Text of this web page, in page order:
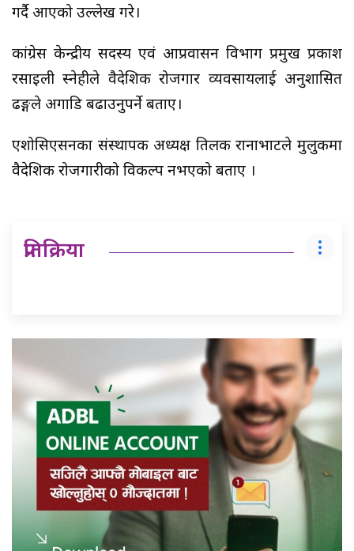
गर्दै आएको उल्लेख गरे।
कांग्रेस केन्द्रीय सदस्य एवं आप्रवासन विभाग प्रमुख प्रकाश
रसाइली स्नेहीले वैदेशिक रोजगार व्यवसायलाई अनुशासित
ढङ्गले अगाडि बढाउनुपर्ने बताए।
एशोसिएसनका संस्थापक अध्यक्ष तिलक रानाभाटले मुलुकमा
वैदेशिक रोजगारीको विकल्प नभएको बताए ।
प्रतिक्रिया